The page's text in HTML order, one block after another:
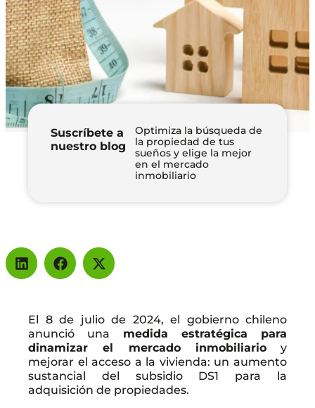
Suscríbete a
nuestro blog
Optimiza la búsqueda de
la propiedad de tus
sueños y elige la mejor
en el mercado
inmobiliario
El 8 de julio de 2024, el gobierno chileno
anunció una medida estratégica para
dinamizar el mercado inmobiliarioy
mejorar el acceso a la vivienda: un aumento
sustancial del subsidio DS1 para la
adquisición de propiedades.